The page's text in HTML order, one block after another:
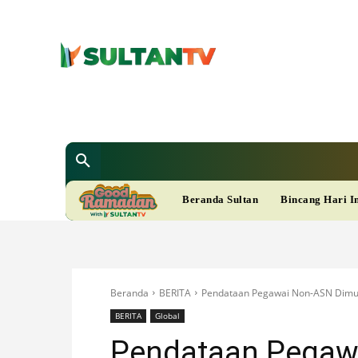
A
D
Beranda Sultan Bincang Hari
Beranda BERITA Pendataan Pegawai Non-ASN
BERITA Global